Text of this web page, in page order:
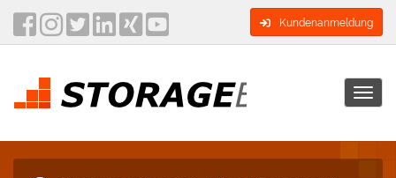
Kundenanmeldung